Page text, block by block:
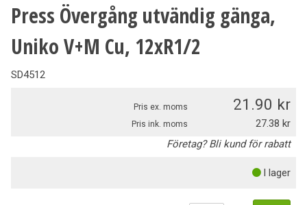
Press Övergång utvändig gänga,
Uniko V+M Cu, 12xR1/2
SD4512
Pris ex. moms 21.90
Pris ink. moms
27.38
Företag? Bli kund för rabatt
I lager